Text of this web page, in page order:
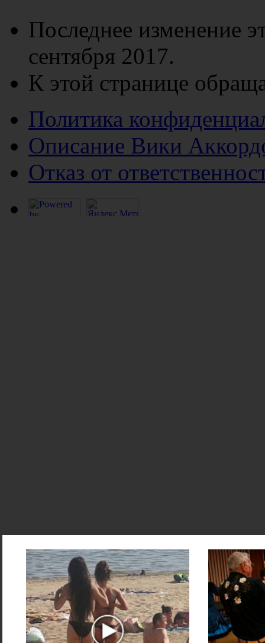
Последнее изменение
сентября 2017.
К этой странице
Политика
Описание Вики
Отказ от